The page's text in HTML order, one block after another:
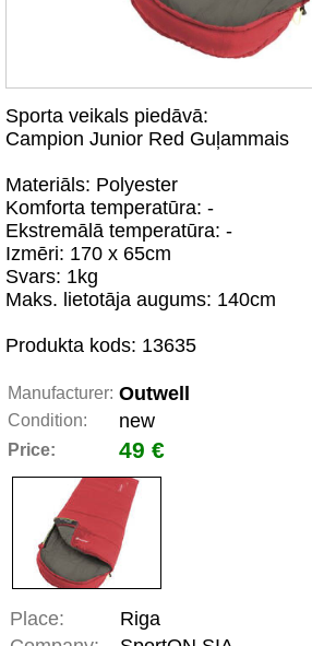
Sporta veikals piedāvā:
Campion Junior Red Guļammais
Materiāls: Polyester
Komforta temperatūra: -
Ekstremālā temperatūra: -
Izmēri: 170 x 65cm
Svars: 1kg
Maks. lietotāja augums: 140cm
Produkta kods: 13635
Manufacturer: Outwell
Condition: new
Price: 49 €
Place:
Riga